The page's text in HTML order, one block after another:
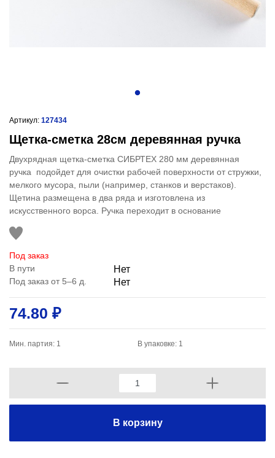
Артикул: 127434
Щетка-сметка 28см деревянная ручка
Двухрядная щетка-сметка СИБРТЕХ 280 мм деревянная
ручка подойдет для очистки рабочей поверхности от стружки,
мелкого мусора, пыли (например, станков и верстаков).
Щетина размещена в два ряда и изготовлена из
искусственного ворса. Ручка переходит в основание
Под заказ
В пути
Нет
Под заказ от 5–6 д. Нет
74.80 ₽
Мин. партия: 1 В упаковке: 1
В корзину